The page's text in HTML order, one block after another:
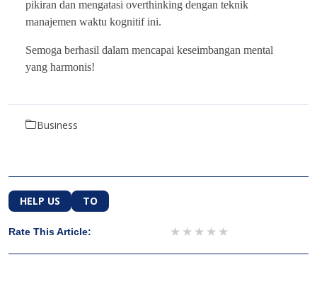
pikiran dan mengatasi overthinking dengan teknik
manajemen waktu kognitif ini.
Semoga berhasil dalam mencapai keseimbangan mental
yang harmonis!
Business
HELP US TO
Rate This Article: 4 stars
3 stars
2 stars
1 star